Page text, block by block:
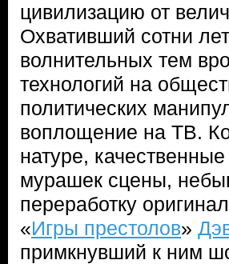
цивилизацию от
Охвативший сотни
волнительных тем
технологий на
политических
воплощение на ТВ.
натуре,
мурашек сцены,
переработку
«Игры престолов»
примкнувший к ним